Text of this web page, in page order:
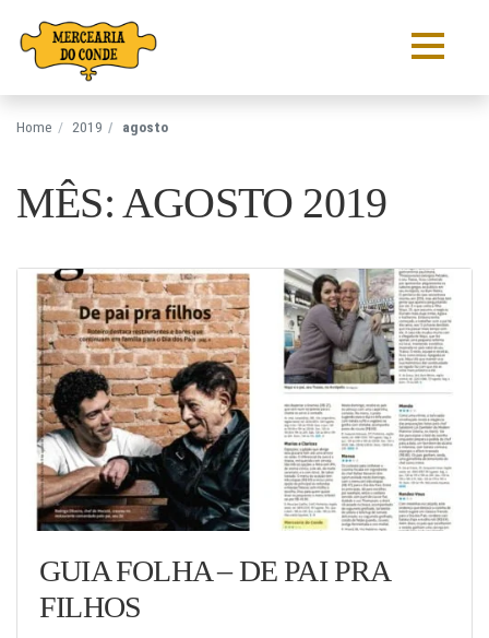
Pular para o conteúdo
Home 2019 agosto
MÊS: AGOSTO 2019
GUIA FOLHA – DE PAI PRA
FILHOS